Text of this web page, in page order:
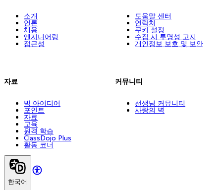
소개
언론
채용
엔지니어링
접근성
자료
빅 아이디어
포인트
자료
교육
원격 학습
ClassDojo Plus
활동 코너
도움말 센터
연락처
쿠키 설정
수집 시 투명성 고지
개인정보 보호 및 보안
커뮤니티
선생님 커뮤니티
사랑의 벽
한국어